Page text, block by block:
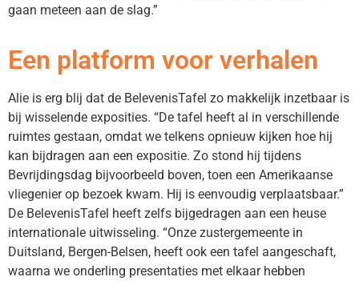
gaan meteen aan de slag.”
Een platform voor verhalen
Alie is erg blij dat de BelevenisTafel zo makkelijk inzetbaar is
bij wisselende exposities. “De tafel heeft al in verschillende
ruimtes gestaan, omdat we telkens opnieuw kijken hoe hij
kan bijdragen aan een expositie. Zo stond hij tijdens
Bevrijdingsdag bijvoorbeeld boven, toen een Amerikaanse
vliegenier op bezoek kwam. Hij is eenvoudig verplaatsbaar.”
De BelevenisTafel heeft zelfs bijgedragen aan een heuse
internationale uitwisseling. “Onze zustergemeente in
Duitsland, Bergen-Belsen, heeft ook een tafel aangeschaft,
waarna we onderling presentaties met elkaar hebben